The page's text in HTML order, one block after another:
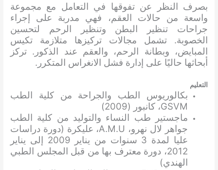
بصرف النظر عن تفوقها في التعامل مع مجموعة
واسعة من حالات العقم، فهي مدربة على إجراء
جراحات تنظير البطن وتنظير الرحم لتحسين
الخصوبة. تشمل مجالات تركيزها متلازمة تكيس
المبايض، وبطانة الرحم، والعقم عند الذكور. تركز
أبحاثها حاليًا على إدارة فشل الانغراس المتكرر.
التعليم
بكالوريوس الطب والجراحة من كلية الطب
GSVM، كانبور (2009)
ماجستير طب النساء والتوليد من كلية الطب
جواهر لال نهرو، A.M.U، عليكرة (دورة دراسات
عليا لمدة 3 سنوات من يناير 2009 إلى يناير
2012، دورة معترف بها من قبل المجلس الطبي
الهندي)